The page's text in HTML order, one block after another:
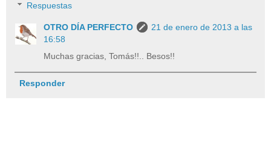
Respuestas
OTRO DÍA PERFECTO
21 de enero de 2013 a las
16:58
Muchas gracias, Tomás!!.. Besos!!
Responder